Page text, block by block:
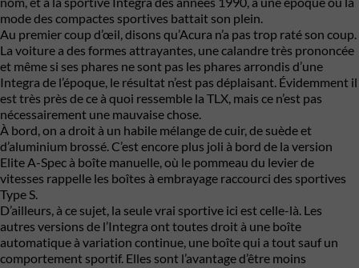
mode des compactes sportives battait son plein.
Au premier coup d’œil, disons qu’Acura n’a pas trop raté son coup.
La voiture a des formes attrayantes, une calandre très prononcée
et même si ses phares ne sont pas les phares arrondis d’une
Integra de l’époque, le résultat n’est pas déplaisant. Évidemment il
est très près de ce à quoi ressemble la TLX, mais ce n’est pas
nécessairement une mauvaise chose.
À bord, on a droit à un habile mélange de cuir, de suède et
d’aluminium brossé. C’est encore plus joli à bord de la version
Elite A-Spec à boîte manuelle, où le pommeau du levier de
vitesses rappelle les boîtes à embrayage raccourci des sportives
Type S.
D’ailleurs, à ce sujet, la seule vrai sportive ici est celle-là. Les
autres versions de l’Integra ont toutes droit à une boîte
automatique à variation continue, une boîte qui a tout sauf un
comportement sportif. Elles sont l’avantage d’être moins